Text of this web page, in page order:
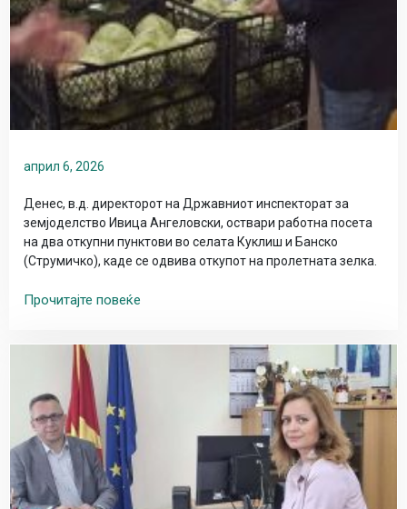
април 6, 2026
Денес, в.д. директорот на Државниот инспекторат за
земјоделство Ивица Ангеловски, оствари работна посета
на два откупни пунктови во селата Куклиш и Банско
(Струмичко), каде се одвива откупот на пролетната зелка.
Прочитајте повеќе